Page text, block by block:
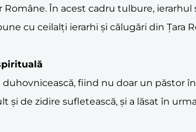
În acest cadru tulbure,
cu ceilalți ierarhi și călugări din Țara
fiind nu doar un păstor
și de zidire sufletească, și a lăsat în